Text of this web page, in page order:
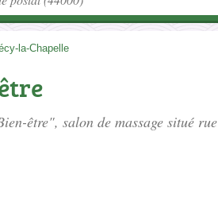
la-Chapelle
être", salon de massage situé rue